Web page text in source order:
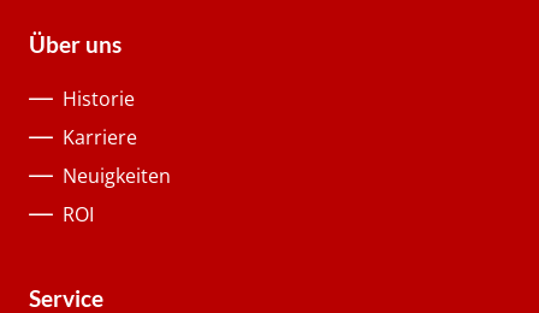
Über uns
Historie
Karriere
Neuigkeiten
ROI
Service